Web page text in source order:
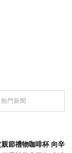
熱門新聞
節禮物咖啡杯 向辛